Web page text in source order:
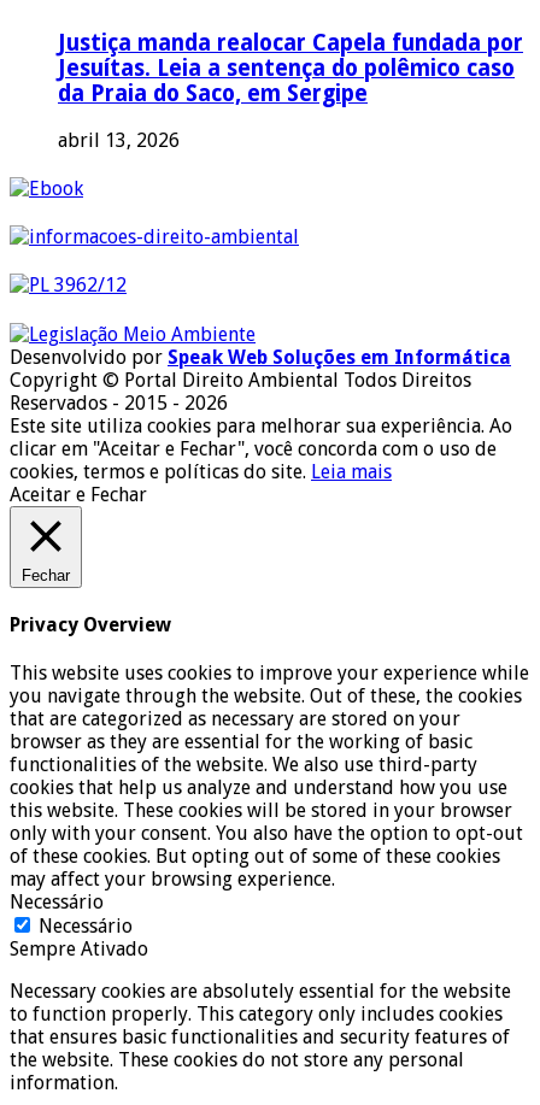
Justiça manda realocar Capela fundada por
Jesuítas. Leia a sentença do polêmico caso
da Praia do Saco, em Sergipe
abril 13, 2026
Desenvolvido por Speak Web Soluções em Informática
Copyright © Portal Direito Ambiental Todos Direitos
Reservados - 2015 - 2026
Este site utiliza cookies para melhorar sua experiência. Ao
clicar em "Aceitar e Fechar", você concorda com o uso de
cookies, termos e políticas do site. Leia mais
Aceitar e Fechar
Fechar
Privacy Overview
This website uses cookies to improve your experience while
you navigate through the website. Out of these, the cookies
that are categorized as necessary are stored on your
browser as they are essential for the working of basic
functionalities of the website. We also use third-party
cookies that help us analyze and understand how you use
this website. These cookies will be stored in your browser
only with your consent. You also have the option to opt-out
of these cookies. But opting out of some of these cookies
may affect your browsing experience.
Necessário
Necessário
Sempre Ativado
Necessary cookies are absolutely essential for the website
to function properly. This category only includes cookies
that ensures basic functionalities and security features of
the website. These cookies do not store any personal
information.